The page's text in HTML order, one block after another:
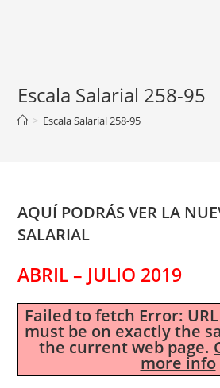
Escala Salarial 258-95
> Escala Salarial 258-95
AQUÍ PODRÁS VER LA
SALARIAL
ABRIL – JULIO 2019
Failed to fetch Error:
must be on exactly the
the current web page.
more info